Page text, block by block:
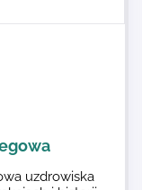
uzdrowiska